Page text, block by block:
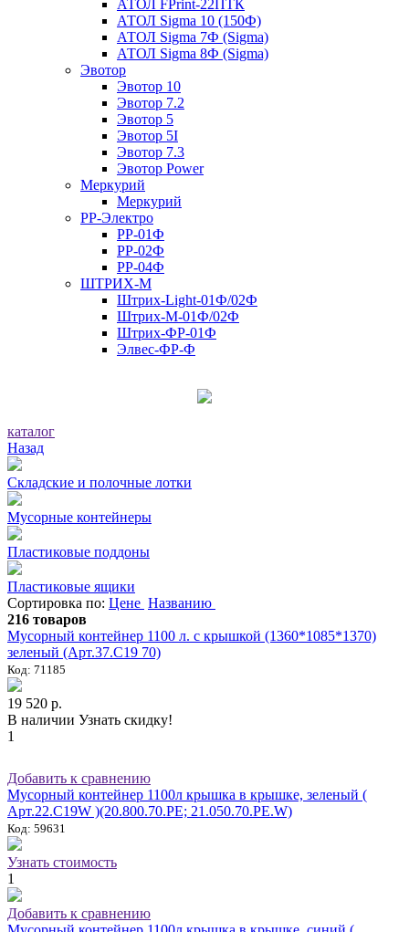
АТОЛ FPrint-22ПТК
АТОЛ Sigma 10 (150Ф)
АТОЛ Sigma 7Ф (Sigma)
АТОЛ Sigma 8Ф (Sigma)
Эвотор
Эвотор 10
Эвотор 7.2
Эвотор 5
Эвотор 5I
Эвотор 7.3
Эвотор Power
Меркурий
Меркурий
РР-Электро
РР-01Ф
РР-02Ф
РР-04Ф
ШТРИХ-М
Штрих-Light-01Ф/02Ф
Штрих-М-01Ф/02Ф
Штрих-ФР-01Ф
Элвес-ФР-Ф
каталог
Назад
Складские и полочные лотки
Мусорные контейнеры
Пластиковые поддоны
Пластиковые ящики
Сортировка по: Цене Названию
216 товаров
Мусорный контейнер 1100 л. с крышкой (1360*1085*1370)
зеленый (Арт.37.C19 70)
Код: 71185
19 520 р.
В наличии Узнать скидку!
1
Добавить к сравнению
Мусорный контейнер 1100л крышка в крышке, зеленый (
Арт.22.C19W )(20.800.70.PE; 21.050.70.PE.W)
Код: 59631
Узнать стоимость
1
Добавить к сравнению